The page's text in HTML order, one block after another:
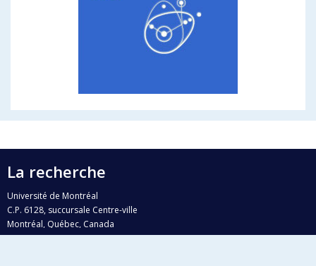
La recherche
Université de Montréal
C.P. 6128, succursale Centre-ville
Montréal, Québec, Canada
H3C 3J7